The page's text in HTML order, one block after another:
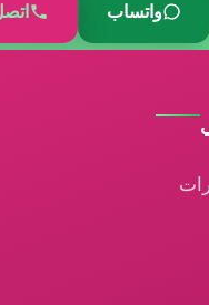
واتساب